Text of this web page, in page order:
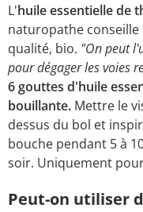
L'huile essentielle de
naturopathe
qualité, bio. "On peut
pour dégager les voies
6 gouttes d'huile
bouillante. Mettre le
dessus du bol et
bouche pendant 5 à
soir. Uniquement
Peut-on utiliser